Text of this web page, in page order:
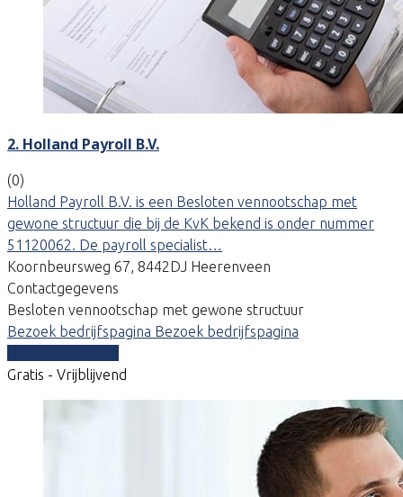
2. Holland Payroll B.V.
(0)
Holland Payroll B.V. is een Besloten vennootschap met
gewone structuur die bij de KvK bekend is onder nummer
51120062. De payroll specialist…
Koornbeursweg 67, 8442DJ Heerenveen
Contactgegevens
Besloten vennootschap met gewone structuur
Bezoek bedrijfspagina Bezoek bedrijfspagina
Gratis - Vrijblijvend